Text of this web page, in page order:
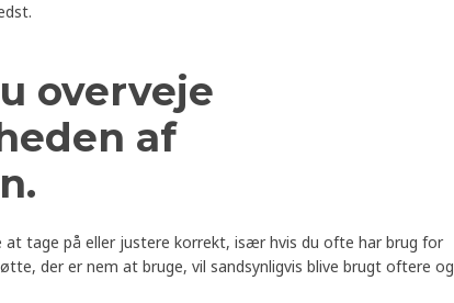
overveje
af
tage på eller justere korrekt, især hvis du ofte har brug for
der er nem at bruge, vil sandsynligvis blive brugt oftere og